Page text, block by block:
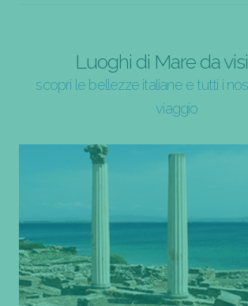
Luoghi di Mare da
scopri le bellezze italiane e tutti i
viaggio